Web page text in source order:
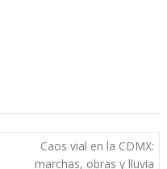
Caos vial en la CDMX:
marchas, obras y lluvia